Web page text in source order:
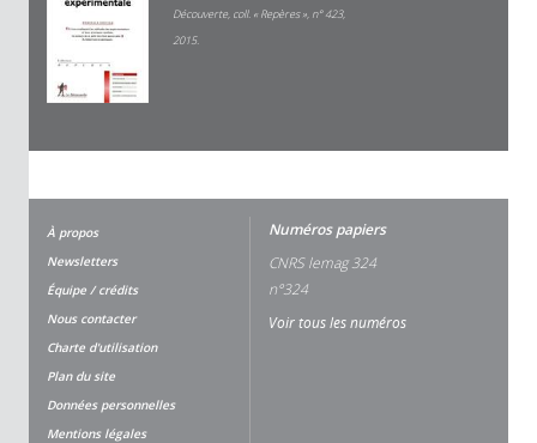
Découverte, coll. « Repères », n° 423,
2015.
À propos
Newsletters
Équipe / crédits
Nous contacter
Charte d'utilisation
Plan du site
Données personnelles
Mentions légales
Numéros papiers
CNRS lemag 324
n°324
Voir tous les numéros